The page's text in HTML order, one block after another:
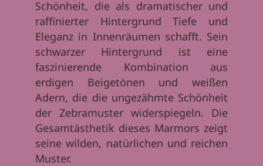
Schönheit, die als dramatischer und
raffinierter Hintergrund Tiefe und
Eleganz in Innenräumen schafft. Sein
schwarzer Hintergrund ist eine
faszinierende Kombination aus
erdigen Beigetönen und weißen
Adern, die die ungezähmte Schönheit
der Zebramuster widerspiegeln. Die
Gesamtästhetik dieses Marmors zeigt
seine wilden, natürlichen und reichen
Muster.